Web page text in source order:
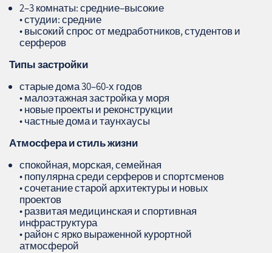
2–3 комнаты: средние–высокие
• студии: средние
• высокий спрос от медработников, студентов и
серферов
Типы застройки
старые дома 30–60-х годов
• малоэтажная застройка у моря
• новые проекты и реконструкции
• частные дома и таунхаусы
Атмосфера и стиль жизни
спокойная, морская, семейная
• популярна среди серферов и спортсменов
• сочетание старой архитектуры и новых
проектов
• развитая медицинская и спортивная
инфраструктура
• район с ярко выраженной курортной
атмосферой